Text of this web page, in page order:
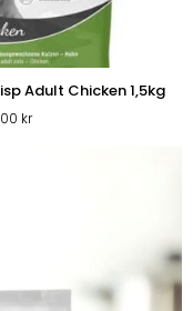
Adult Chicken 1,5kg
kr